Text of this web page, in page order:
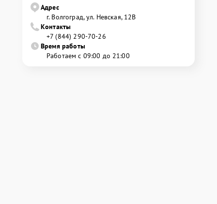
Адрес
г. Волгоград, ул. Невская, 12В
Контакты
+7 (844) 290-70-26
Время работы
Работаем с 09:00 до 21:00